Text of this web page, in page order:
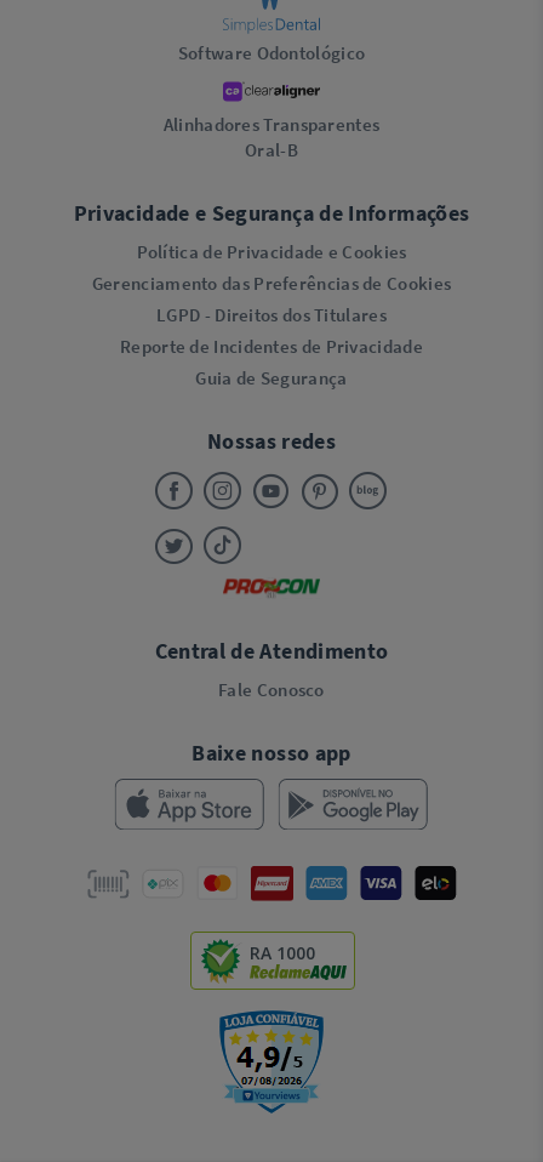
Software Odontológico
Alinhadores Transparentes
Oral-B
Privacidade e Segurança de Informações
Política de Privacidade e Cookies
Gerenciamento das Preferências de Cookies
LGPD - Direitos dos Titulares
Reporte de Incidentes de Privacidade
Guia de Segurança
Nossas redes
Central de Atendimento
Fale Conosco
Baixe nosso app
RA 1000